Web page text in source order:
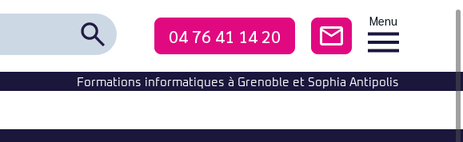
Rechercher
une
formation
04 76 41 14 20
CONTACTEZ-
Menu
Formations informatiques à Grenoble et Sophia Antipolis